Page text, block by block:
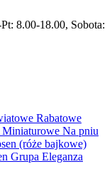
8.00-18.00, Sobota:
Rabatowe
Miniaturowe Na pniu
(róże bajkowe)
Grupa Eleganza